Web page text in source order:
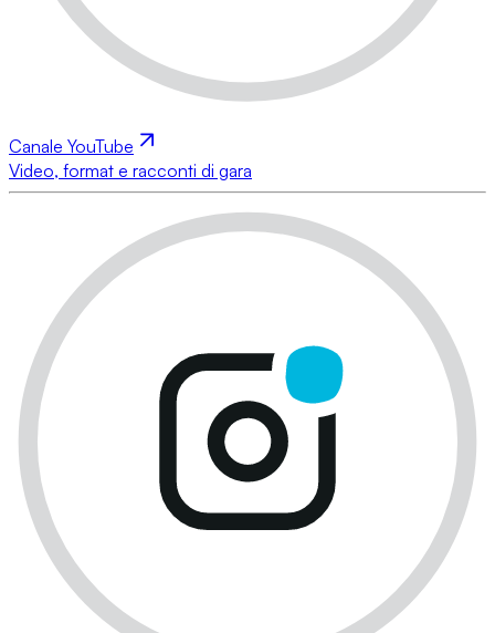
Canale YouTube
Video, format e racconti di gara